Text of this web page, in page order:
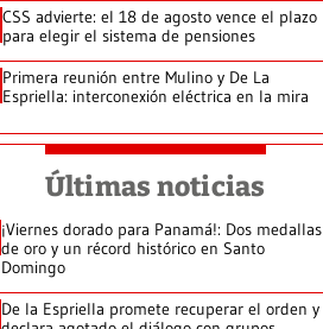
CSS advierte: el 18 de agosto vence el plazo
para elegir el sistema de pensiones
Primera reunión entre Mulino y De La
Espriella: interconexión eléctrica en la mira
Últimas noticias
¡Viernes dorado para Panamá!: Dos medallas
de oro y un récord histórico en Santo
Domingo
De la Espriella promete recuperar el orden y